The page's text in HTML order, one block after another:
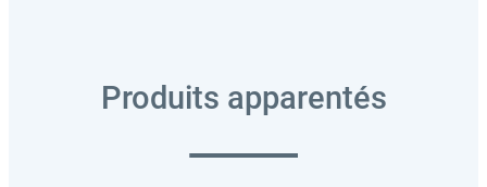
Produits apparentés